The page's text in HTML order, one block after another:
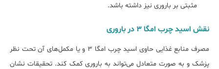
مثبتی بر باروری نیز داشته باشد.
نقش اسید چرب امگا ۳ در باروری
مصرف منابع غذایی حاوی اسید چرب امگا ۳ و یا مکمل‌های آن تحت نظر
پزشک و به صورت متعادل می‌تواند به باروری کمک کند. تحقیقات نشان